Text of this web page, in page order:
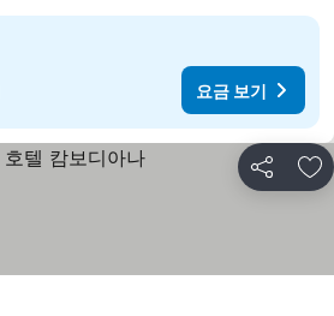
요금 보기
공유 즐